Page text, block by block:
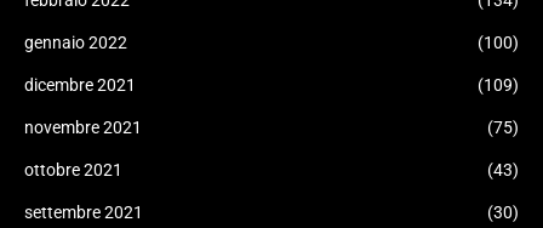
gennaio 2022 (100)
dicembre 2021 (109)
novembre 2021 (75)
ottobre 2021 (43)
settembre 2021 (30)